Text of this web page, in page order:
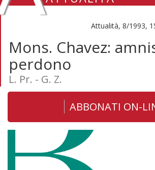
Attualità, 8/1993,
Mons. Chavez:
perdono
L. Pr. - G. Z.
ABBONATI ON-